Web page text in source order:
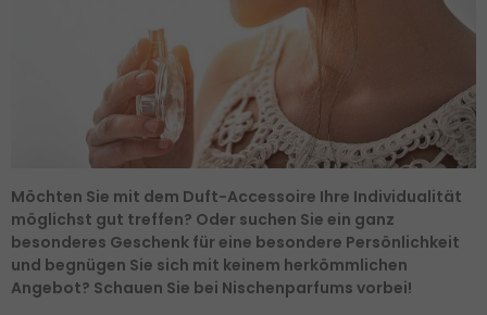
Möchten Sie mit dem Duft-Accessoire Ihre Individualität
möglichst gut treffen? Oder suchen Sie ein ganz
besonderes Geschenk für eine besondere Persönlichkeit
und begnügen Sie sich mit keinem herkömmlichen
Angebot? Schauen Sie bei Nischenparfums vorbei!